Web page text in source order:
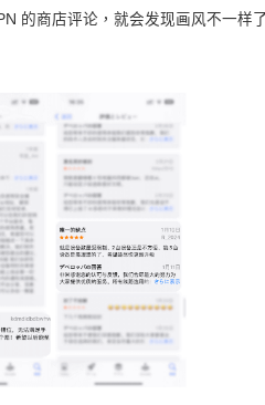
的商店评论，就会发现画风不一样